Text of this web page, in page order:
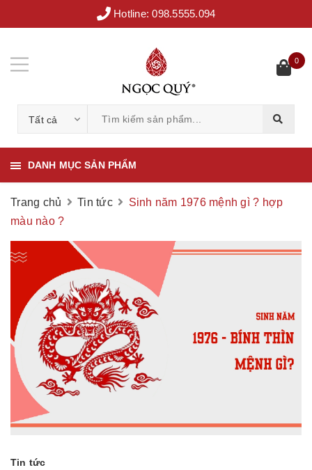
Hotline:098.5555.094
Tất cả
0
DANH MỤC SẢN PHẨM
Trang chủ Tin tức
Sinh năm 1976 mệnh gì ? hợp
màu nào ?
Tin tức